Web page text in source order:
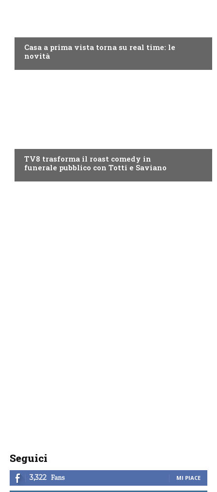
Casa a prima vista torna su real time: le
novità
TV8 trasforma il roast comedy in
funerale pubblico con Totti e Saviano
Seguici
3,322 Fans MI PIACE